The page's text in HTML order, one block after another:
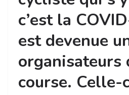
c’est la
est devenue
organisateurs
course. Celle-